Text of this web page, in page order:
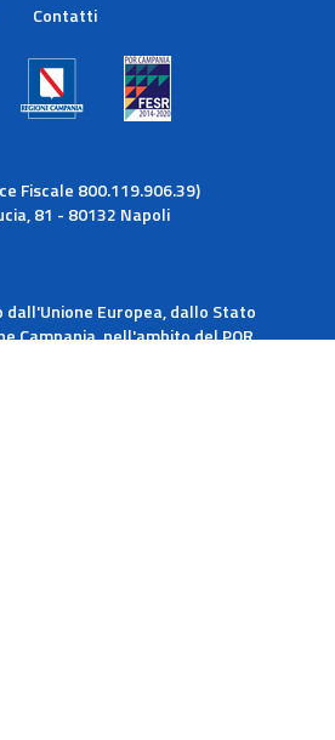
Contatti
Fiscale 800.119.906.39)
81 - 80132 Napoli
Europea, dallo Stato
Campania, nell'ambito del POR